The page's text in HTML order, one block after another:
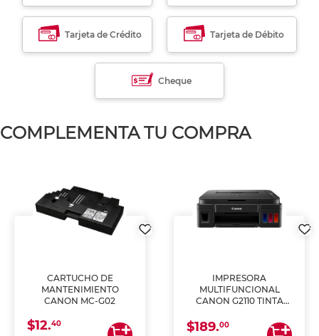
Tarjeta de Crédito Tarjeta de Débito
Cheque
COMPLEMENTA TU COMPRA
CARTUCHO DE
MANTENIMIENTO
CANON MC-G02
$12.40
IMPRESORA
MULTIFUNCIONAL
CANON G2110 TINTA
$189.00